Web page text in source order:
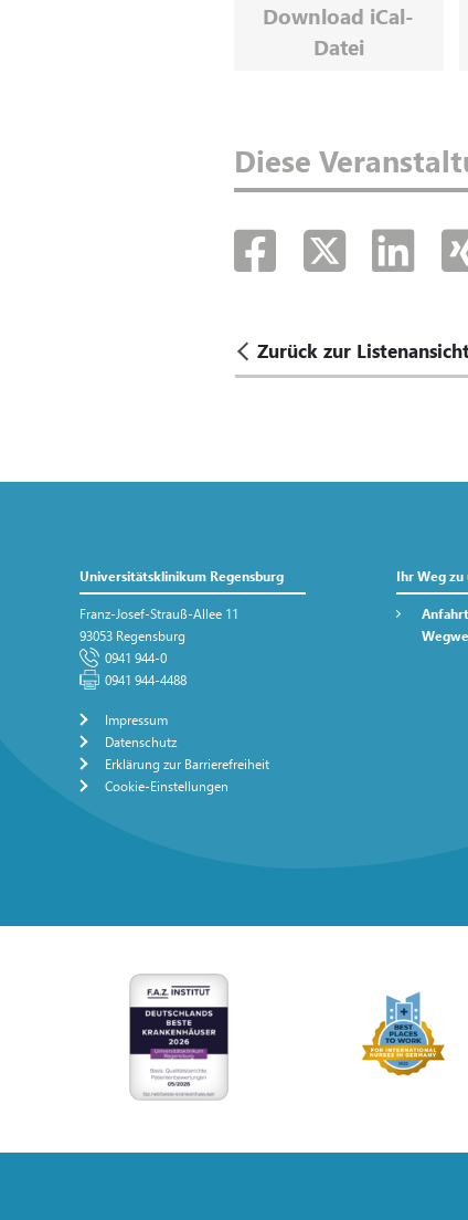
Download iCal-
Datei
Diese
Zurück zur
Universitätsklinikum Regensburg
Franz-Josef-Strauß-Allee 11
93053 Regensburg
0941 944-0
0941 944-4488
Impressum
Datenschutz
Erklärung zur Barrierefreiheit
Cookie-Einstellungen
Ihr Weg zu